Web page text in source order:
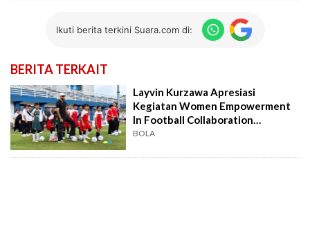
Ikuti berita terkini Suara.com di:
BERITA TERKAIT
Layvin Kurzawa Apresiasi
Kegiatan Women Empowerment
In Football Collaboration
Coaching Clinic
BOLA